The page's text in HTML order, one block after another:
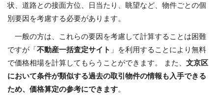
状、道路との接面方位、日当たり、眺望など、物件ごとの個
別要因を考慮する必要があります。
一般の方は、これらの要因を考慮して計算することは困難
ですが「 不動産一括査定サイト 」を利用することにより無料
で価格相場を計算してもらうことができます。 また、 文京区
において条件が類似する過去の取引物件の情報も入手できる
ため、価格算定の参考にできます。